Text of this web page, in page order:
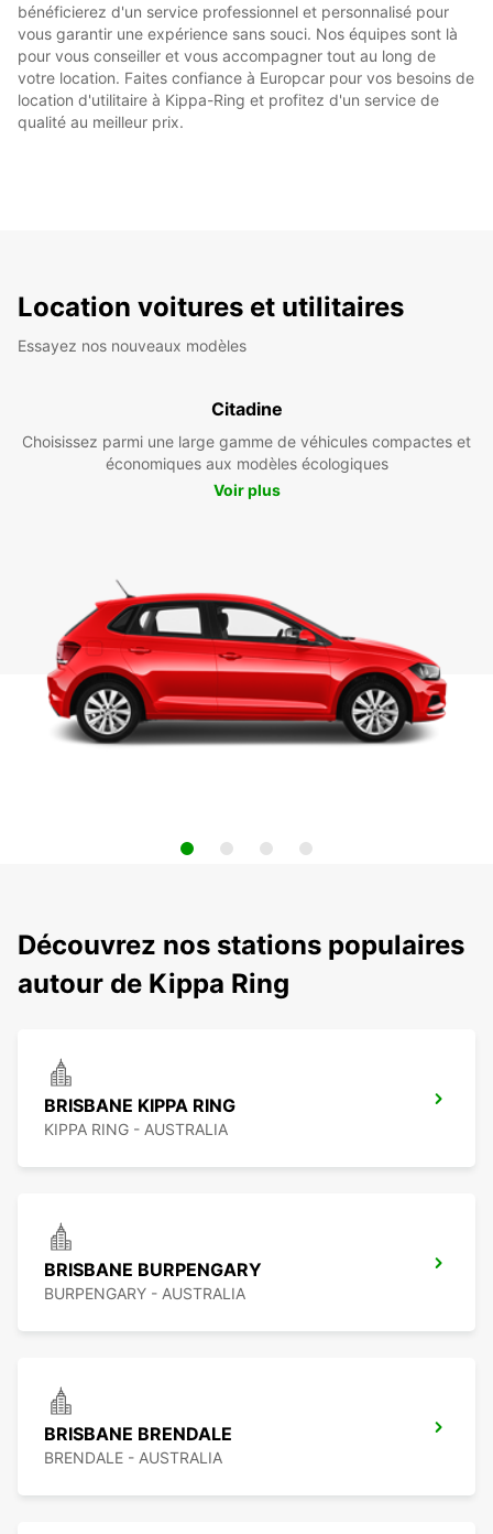
bénéficierez d'un service professionnel et personnalisé pour
vous garantir une expérience sans souci. Nos équipes sont là
pour vous conseiller et vous accompagner tout au long de
votre location. Faites confiance à Europcar pour vos besoins de
location d'utilitaire à Kippa-Ring et profitez d'un service de
qualité au meilleur prix.
Location voitures et utilitaires
Essayez nos nouveaux modèles
Citadine
Choisissez parmi une large gamme de véhicules compactes et
économiques aux modèles écologiques
Voir plus
Découvrez nos stations populaires
autour de Kippa Ring
BRISBANE KIPPA RING
KIPPA RING - AUSTRALIA
BRISBANE BURPENGARY
BURPENGARY - AUSTRALIA
BRISBANE BRENDALE
BRENDALE - AUSTRALIA